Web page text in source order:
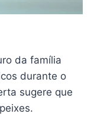
da família
durante o
sugere que